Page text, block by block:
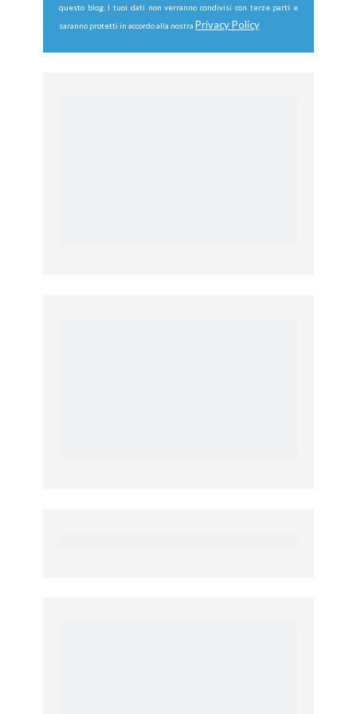
questo blog. I tuoi dati non verranno condivisi con terze parti e
saranno protetti in accordo alla nostra Privacy Policy